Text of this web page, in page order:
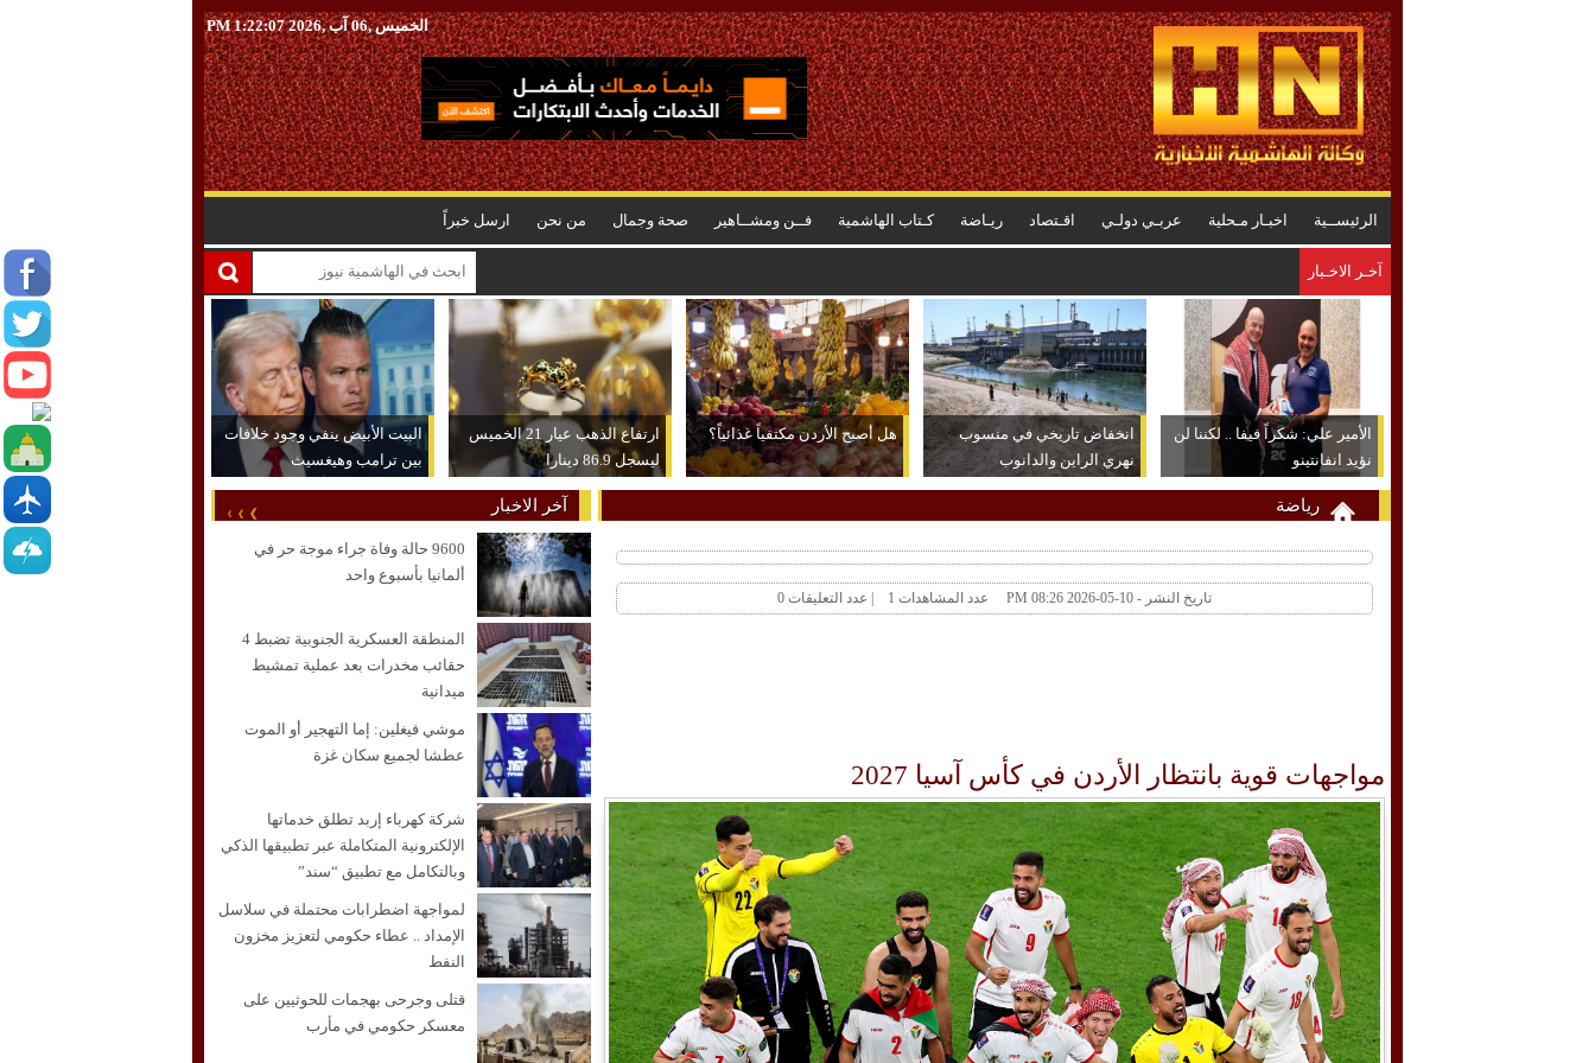
الخميس ,06 آب ,2026 1:22:08 PM
الرئيســية اخبـار مـحلية عربـي دولـي اقـتصاد ريـاضة كـتاب الهاشمية فــن ومشــاهير صحة وجمال من نحن ارسل خبراً
آخـر الاخـبار
الأمير علي: شكراً فيفا .. لكننا لن
نؤيد انفانتينو
انخفاض تاريخي في منسوب
نهري الراين والدانوب
هل أصبح الأردن مكتفياً غذائياً؟
ارتفاع الذهب عيار 21 الخميس
ليسجل 86.9 دينارا
البيت الأبيض ينفي وجود خلافات
بين ترامب وهيغسيث
رياضة
تاريخ النشر - 10-05-2026 08:26 PM عدد المشاهدات 1 | عدد التعليقات 0
مواجهات قوية بانتظار الأردن في كأس آسيا 2027
آخر الاخبار
9600 حالة وفاة جراء موجة حر في
ألمانيا بأسبوع واحد
المنطقة العسكرية الجنوبية تضبط 4
حقائب مخدرات بعد عملية تمشيط
ميدانية
موشي فيغلين: إما التهجير أو الموت
عطشا لجميع سكان غزة
شركة كهرباء إربد تطلق خدماتها
الإلكترونية المتكاملة عبر تطبيقها الذكي
وبالتكامل مع تطبيق “سند”
لمواجهة اضطرابات محتملة في سلاسل
الإمداد .. عطاء حكومي لتعزيز مخزون
النفط
قتلى وجرحى بهجمات للحوثيين على
معسكر حكومي في مأرب